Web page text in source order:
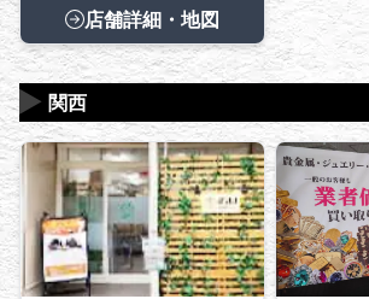
店舗詳細・地図
関西
▶